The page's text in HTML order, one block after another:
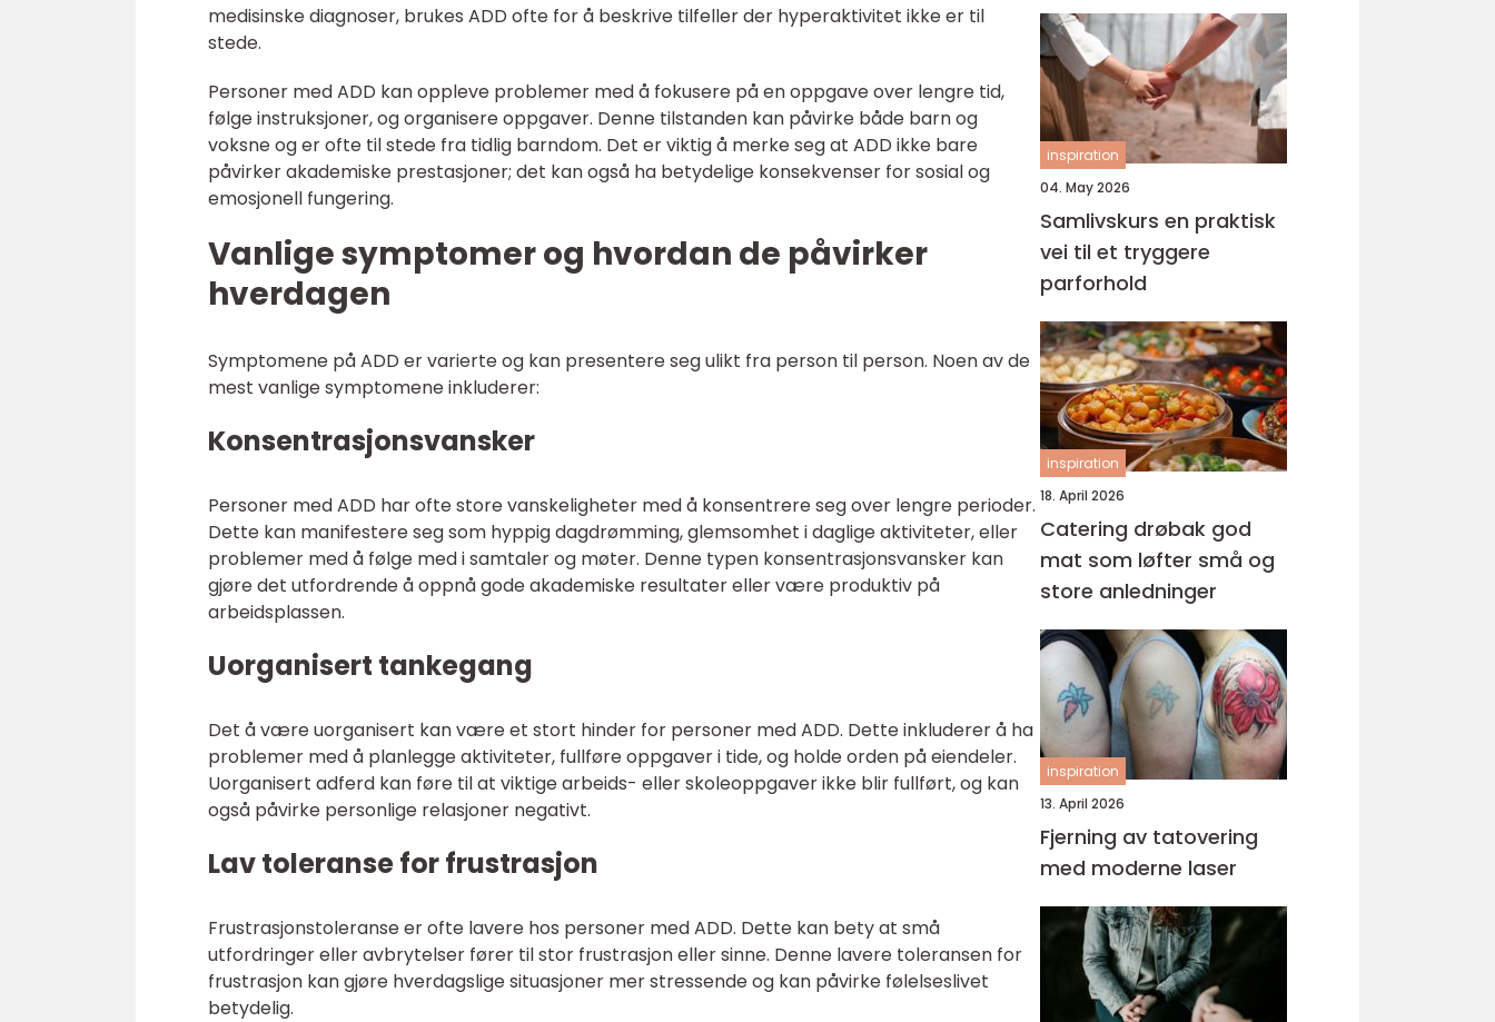
medisinske diagnoser, brukes ADD ofte for å beskrive tilfeller der hyperaktivitet ikke er til
stede.
Personer med ADD kan oppleve problemer med å fokusere på en oppgave over lengre tid,
følge instruksjoner, og organisere oppgaver. Denne tilstanden kan påvirke både barn og
voksne og er ofte til stede fra tidlig barndom. Det er viktig å merke seg at ADD ikke bare
påvirker akademiske prestasjoner; det kan også ha betydelige konsekvenser for sosial og
emosjonell fungering.
Vanlige symptomer og hvordan de påvirker
hverdagen
Symptomene på ADD er varierte og kan presentere seg ulikt fra person til person. Noen av de
mest vanlige symptomene inkluderer:
Konsentrasjonsvansker
Personer med ADD har ofte store vanskeligheter med å konsentrere seg over lengre perioder.
Dette kan manifestere seg som hyppig dagdrømming, glemsomhet i daglige aktiviteter, eller
problemer med å følge med i samtaler og møter. Denne typen konsentrasjonsvansker kan
gjøre det utfordrende å oppnå gode akademiske resultater eller være produktiv på
arbeidsplassen.
Uorganisert tankegang
Det å være uorganisert kan være et stort hinder for personer med ADD. Dette inkluderer å ha
problemer med å planlegge aktiviteter, fullføre oppgaver i tide, og holde orden på eiendeler.
Uorganisert adferd kan føre til at viktige arbeids- eller skoleoppgaver ikke blir fullført, og kan
også påvirke personlige relasjoner negativt.
Lav toleranse for frustrasjon
Frustrasjonstoleranse er ofte lavere hos personer med ADD. Dette kan bety at små
utfordringer eller avbrytelser fører til stor frustrasjon eller sinne. Denne lavere toleransen for
frustrasjon kan gjøre hverdagslige situasjoner mer stressende og kan påvirke følelseslivet
betydelig.
inspiration
04. May 2026
Samlivskurs en praktisk
vei til et tryggere
parforhold
inspiration
18. April 2026
Catering drøbak god
mat som løfter små og
store anledninger
inspiration
13. April 2026
Fjerning av tatovering
med moderne laser